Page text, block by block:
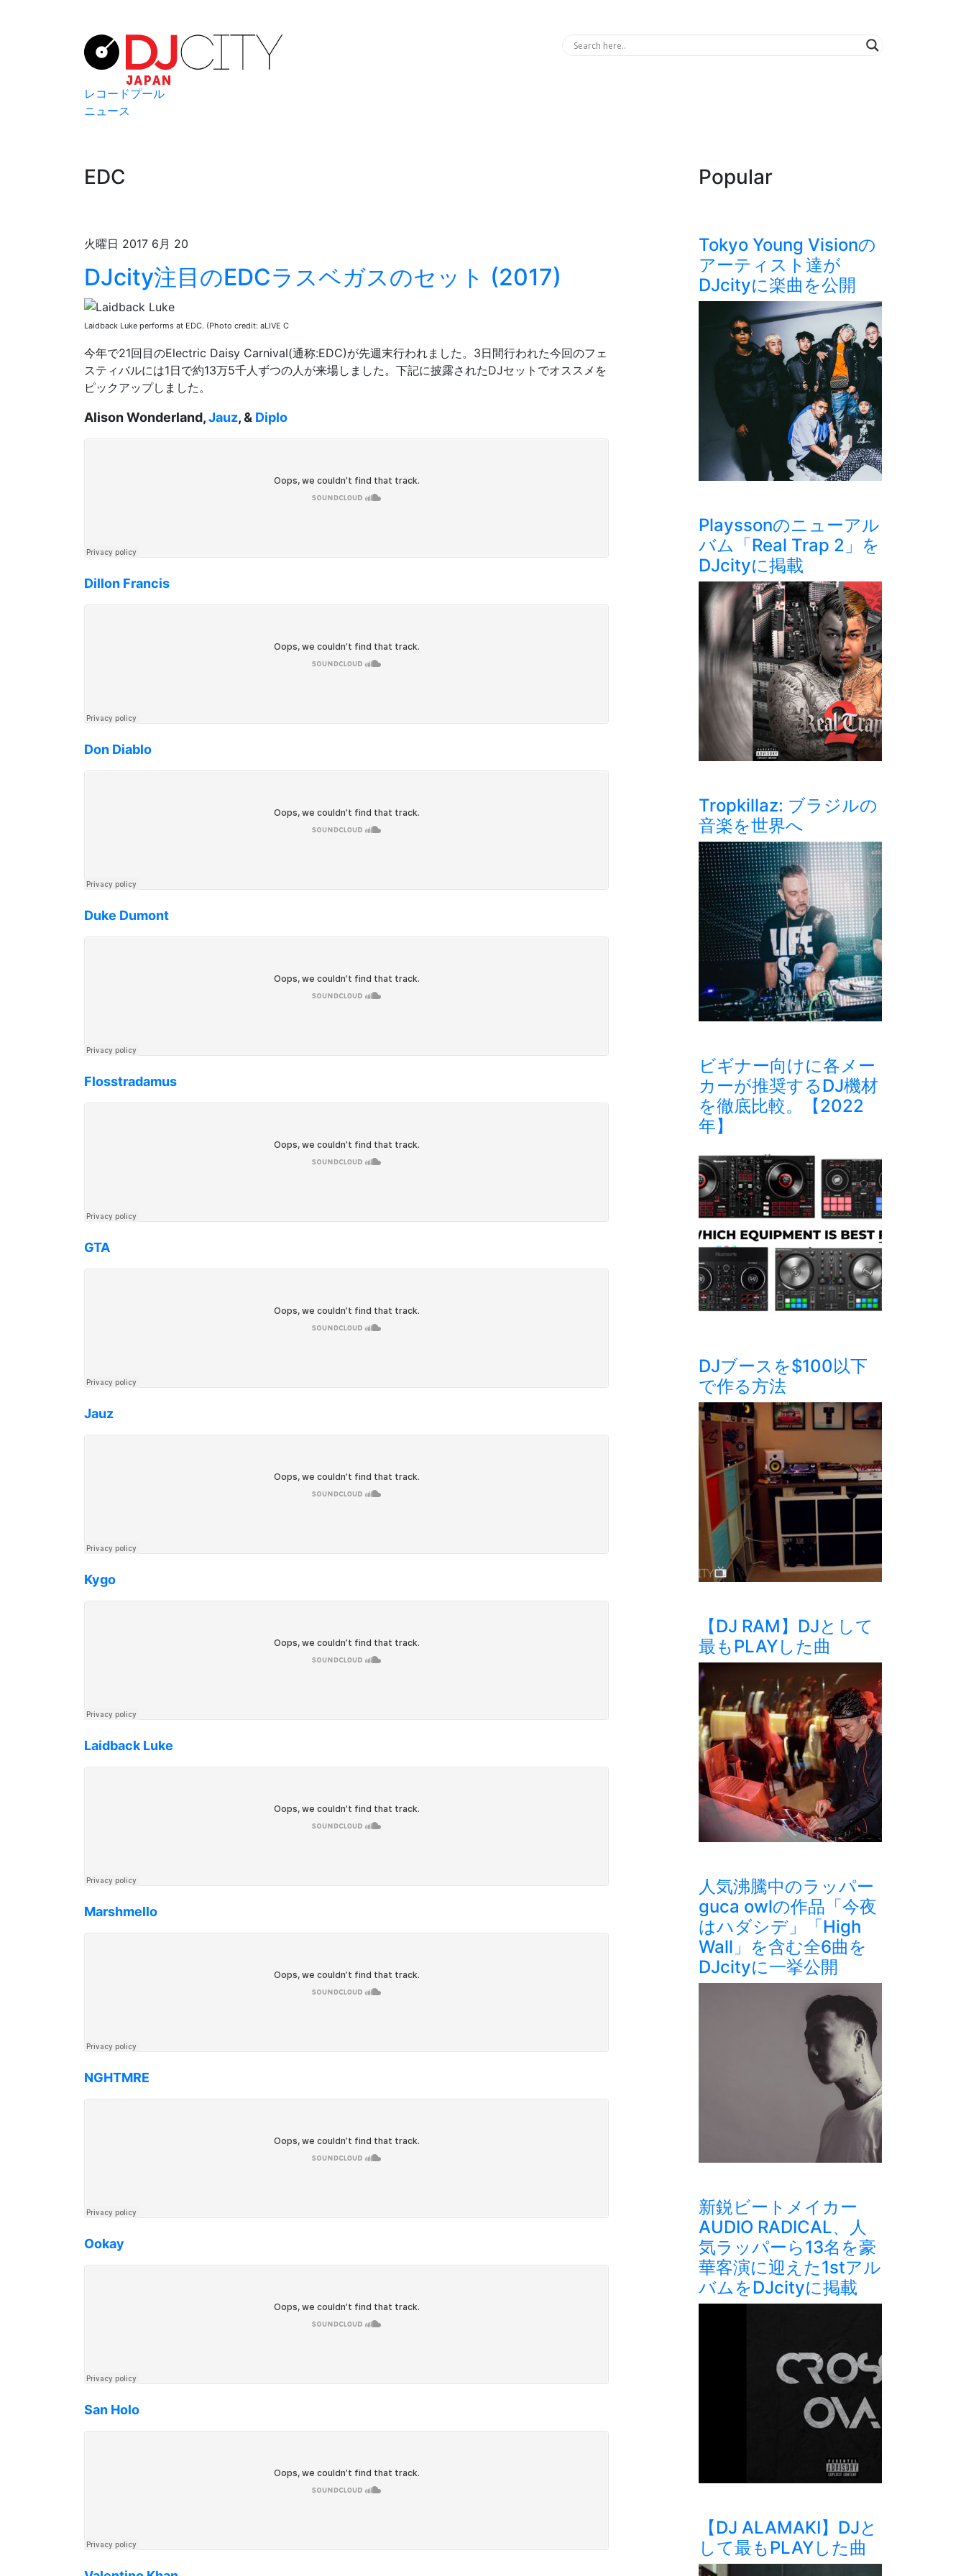
レコードプール
ニュース
EDC
火曜日 2017 6月 20
DJcity注目のEDCラスベガスのセット (2017)
Laidback Luke performs at EDC. (Photo credit: aLIVE C
今年で21回目のElectric Daisy Carnival(通称:EDC)が先週末行われました。3日間行われた今回のフェ
スティバルには1日で約13万5千人ずつの人が来場しました。下記に披露されたDJセットでオススメを
ピックアップしました。
Alison Wonderland,Jauz, & Diplo
Dillon Francis
Don Diablo
Duke Dumont
Flosstradamus
GTA
Jauz
Kygo
Laidback Luke
Marshmello
NGHTMRE
Ookay
San Holo
Popular
Tokyo Young Visionの
アーティスト達が
DJcityに楽曲を公開
Playssonのニューアル
バム「Real Trap 2」を
DJcityに掲載
Tropkillaz: ブラジルの
音楽を世界へ
ビギナー向けに各メー
カーが推奨するDJ機材
を徹底比較。【2022
年】
DJブースを$100以下
で作る方法
【DJ RAM】DJとして
最もPLAYした曲
人気沸騰中のラッパー
guca owlの作品「今夜
はハダシデ」「High
Wall」を含む全6曲を
DJcityに一挙公開
新鋭ビートメイカー
AUDIO RADICAL、人
気ラッパーら13名を豪
華客演に迎えた1stアル
バムをDJcityに掲載
【DJ ALAMAKI】DJと
して最もPLAYした曲